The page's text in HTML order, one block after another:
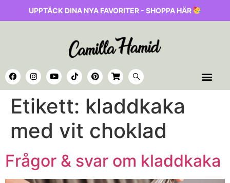
UPPTÄCK DINA NYA FAVORITER - SHOPPA HÄR
Etikett: kladdkaka
med vit choklad
Frågor & svar om kladdkaka